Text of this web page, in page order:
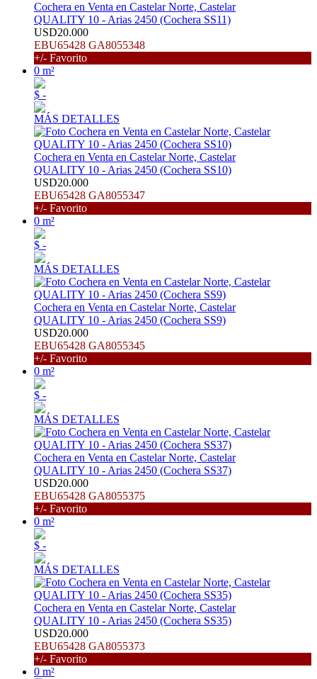
Cochera en Venta en Castelar Norte, Castelar
QUALITY 10 - Arias 2450 (Cochera SS11)
USD20.000
EBU65428 GA8055348
+/- Favorito
0 m²
$ -
MÁS DETALLES
Cochera en Venta en Castelar Norte, Castelar
QUALITY 10 - Arias 2450 (Cochera SS10)
USD20.000
EBU65428 GA8055347
+/- Favorito
0 m²
$ -
MÁS DETALLES
Cochera en Venta en Castelar Norte, Castelar
QUALITY 10 - Arias 2450 (Cochera SS9)
USD20.000
EBU65428 GA8055345
+/- Favorito
0 m²
$ -
MÁS DETALLES
Cochera en Venta en Castelar Norte, Castelar
QUALITY 10 - Arias 2450 (Cochera SS37)
USD20.000
EBU65428 GA8055375
+/- Favorito
0 m²
$ -
MÁS DETALLES
Cochera en Venta en Castelar Norte, Castelar
QUALITY 10 - Arias 2450 (Cochera SS35)
USD20.000
EBU65428 GA8055373
+/- Favorito
0 m²